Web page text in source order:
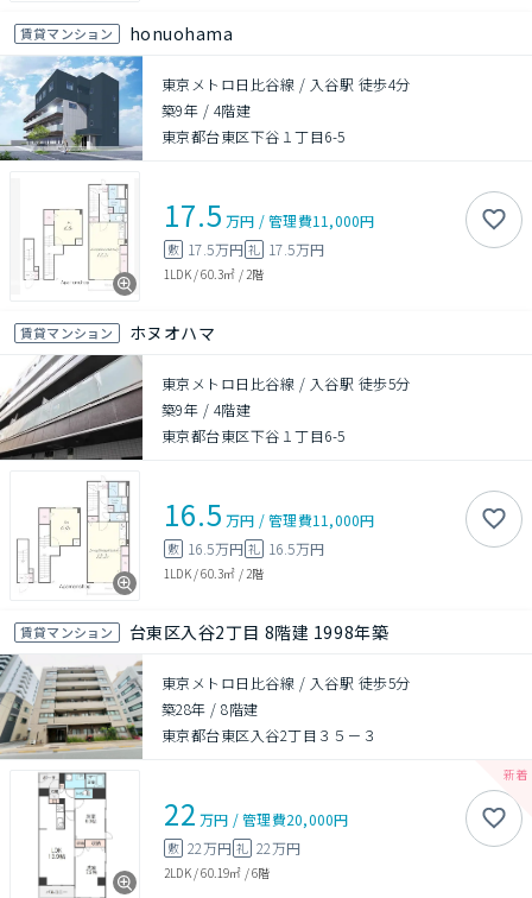
賃貸マンション honuohama
東京メトロ日比谷線 / 入谷駅 徒歩4分
築9年 / 4階建
東京都台東区下谷１丁目6-5
17.5 万円 /管理費11,000円
敷 17.5万円 礼 17.5万円
1LDK/60.3㎡ / 2階
賃貸マンション ホヌオハマ
東京メトロ日比谷線 / 入谷駅 徒歩5分
築9年 / 4階建
東京都台東区下谷１丁目6-5
16.5 万円 /管理費11,000円
敷 16.5万円 礼 16.5万円
1LDK/60.3㎡ / 2階
賃貸マンション 台東区入谷2丁目 8階建 1998年築
東京メトロ日比谷線 / 入谷駅 徒歩5分
築28年 /8階建
東京都台東区入谷2丁目３５－３
22 万円 /管理費20,000円
敷 22万円 礼 22万円
2LDK/60.19㎡ /6階